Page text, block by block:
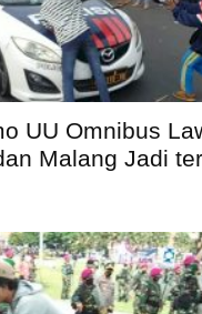
UU Omnibus
Malang Jadi